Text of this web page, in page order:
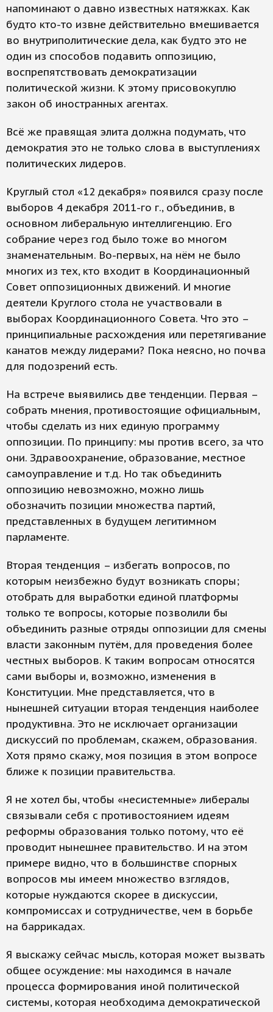
напоминают о давно известных натяжках. Как
будто кто-то извне действительно вмешивается
во внутриполитические дела, как будто это не
один из способов подавить оппозицию,
воспрепятствовать демократизации
политической жизни. К этому присовокуплю
закон об иностранных агентах.
Всё же правящая элита должна подумать, что
демократия это не только слова в выступлениях
политических лидеров.
Круглый стол «12 декабря» появился сразу после
выборов 4 декабря 2011-го г., объединив, в
основном либеральную интеллигенцию. Его
собрание через год было тоже во многом
знаменательным. Во-первых, на нём не было
многих из тех, кто входит в Координационный
Совет оппозиционных движений. И многие
деятели Круглого стола не участвовали в
выборах Координационного Совета. Что это –
принципиальные расхождения или перетягивание
канатов между лидерами? Пока неясно, но почва
для подозрений есть.
На встрече выявились две тенденции. Первая –
собрать мнения, противостоящие официальным,
чтобы сделать из них единую программу
оппозиции. По принципу: мы против всего, за что
они. Здравоохранение, образование, местное
самоуправление и т.д. Но так объединить
оппозицию невозможно, можно лишь
обозначить позиции множества партий,
представленных в будущем легитимном
парламенте.
Вторая тенденция – избегать вопросов, по
которым неизбежно будут возникать споры;
отобрать для выработки единой платформы
только те вопросы, которые позволили бы
объединить разные отряды оппозиции для смены
власти законным путём, для проведения более
честных выборов. К таким вопросам относятся
сами выборы и, возможно, изменения в
Конституции. Мне представляется, что в
нынешней ситуации вторая тенденция наиболее
продуктивна. Это не исключает организации
дискуссий по проблемам, скажем, образования.
Хотя прямо скажу, моя позиция в этом вопросе
ближе к позиции правительства.
Я не хотел бы, чтобы «несистемные» либералы
связывали себя с противостоянием идеям
реформы образования только потому, что её
проводит нынешнее правительство. И на этом
примере видно, что в большинстве спорных
вопросов мы имеем множество взглядов,
которые нуждаются скорее в дискуссии,
компромиссах и сотрудничестве, чем в борьбе
на баррикадах.
Я выскажу сейчас мысль, которая может вызвать
общее осуждение: мы находимся в начале
процесса формирования иной политической
системы, которая необходима демократической